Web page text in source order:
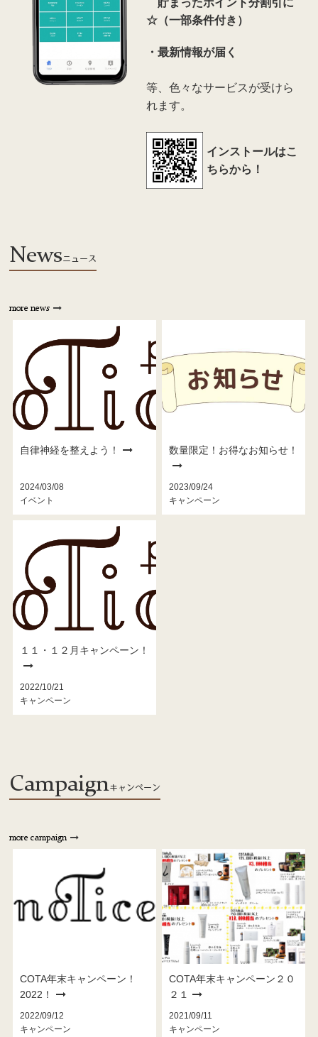
☆（一部条件付き）
・最新情報が届く
等、色々なサービスが受けら
れます。
インストールはこ
ちらから！
Newsニュース
more news
自律神経を整えよう！
2024/03/08
イベント
数量限定！お得なお知らせ！
2023/09/24
キャンペーン
１１・１２月キャンペーン！
2022/10/21
キャンペーン
Campaignキャンペーン
more campaign
COTA年末キャンペーン！
2022！
2022/09/12
キャンペーン
COTA年末キャンペーン２０
２１
2021/09/11
キャンペーン